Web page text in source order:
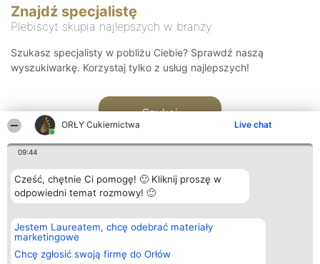
ORŁY Cukiernictwa Live chat
09:44
Cześć, chętnie Ci pomogę! 🙂 Kliknij proszę w
odpowiedni temat rozmowy! 🙂
Jestem Laureatem, chcę odebrać materiały
marketingowe
Chcę zgłosić swoją firmę do Orłów
Znajdź specjalistę
Plebiscyt skupia najlepszych w branży
Szukasz specjalisty w pobliżu Ciebie? Sprawdź naszą
wyszukiwarkę. Korzystaj tylko z usług najlepszych!
Szukaj
Organizator plebiscytu
Bright Side Solutions sp. z o.
o. sp. k.
ul. Ruska 22
Wrocław 50-079
Plebiscyt
Laureaci
wszystkich
Laureatów
Kontakt
Kontakt